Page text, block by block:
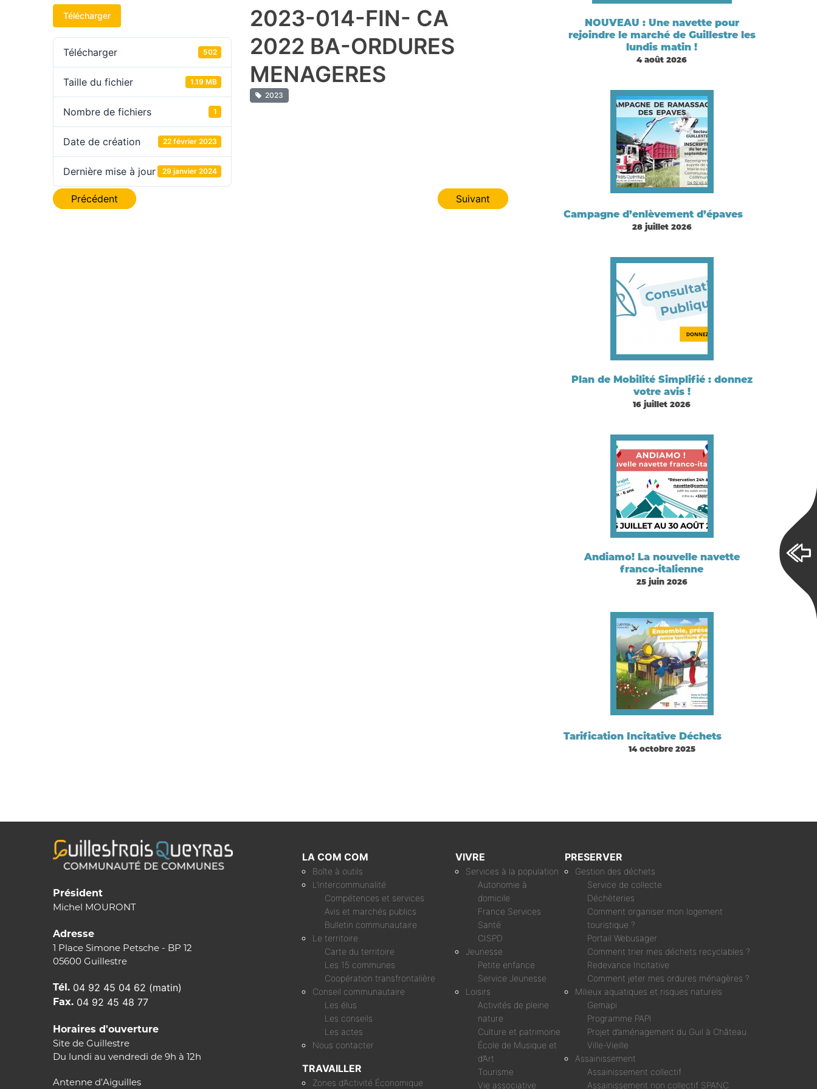
Télécharger
Télécharger 502
Taille du fichier 1.19 MB
Nombre de fichiers 1
Date de création 22 février 2023
Dernière mise à jour 29 janvier 2024
2023-014-FIN- CA
2022 BA-ORDURES
MENAGERES
2023
Navigation
Précédent Suivant
NOUVEAU : Une navette pour
rejoindre le marché de Guillestre les
lundis matin !
4 août 2026
Campagne d’enlèvement d’épaves
28 juillet 2026
Plan de Mobilité Simplifié : donnez
votre avis !
16 juillet 2026
Andiamo! La nouvelle navette
franco-italienne
25 juin 2026
Tarification Incitative Déchets
14 octobre 2025
Président
Michel MOURONT
Adresse
1 Place Simone Petsche - BP 12
05600 Guillestre
Tél. 04 92 45 04 62 (matin)
Fax. 04 92 45 48 77
Horaires d'ouverture
Site de Guillestre
Du lundi au vendredi de 9h à 12h
Antenne d’Aiguilles
LA COM COM
Boîte à outils
L’intercommunalité
Compétences et services
Avis et marchés publics
Bulletin communautaire
Le territoire
Carte du territoire
Les 15 communes
Coopération transfrontalière
Conseil communautaire
Les élus
Les conseils
Les actes
Nous contacter
TRAVAILLER
Zones d’Activité Économique
VIVRE
Services à la population
Autonomie à
domicile
France Services
Santé
CISPD
Jeunesse
Petite enfance
Service Jeunesse
Loisirs
Activités de pleine
nature
Culture et patrimoine
École de Musique et
d’Art
Tourisme
Vie associative
PRESERVER
Gestion des déchets
Service de collecte
Déchèteries
Comment organiser mon logement
touristique ?
Portail Webusager
Comment trier mes déchets recyclables ?
Redevance Incitative
Comment jeter mes ordures ménagères ?
Milieux aquatiques et risques naturels
Gemapi
Programme PAPI
Projet d’aménagement du Guil à Château
Ville-Vieille
Assainissement
Assainissement collectif
Assainissement non collectif SPANC